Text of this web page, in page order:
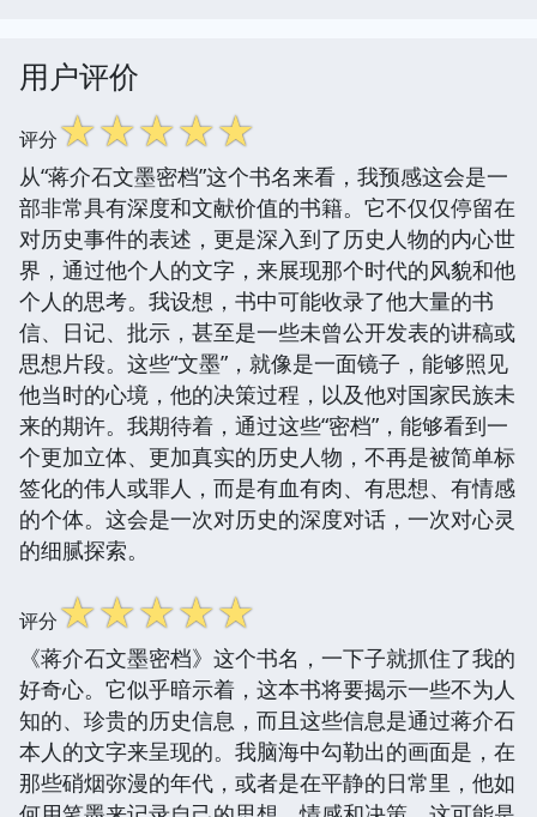
用户评价
评分☆☆☆☆☆
从“蒋介石文墨密档”这个书名来看，我预感这会是一
部非常具有深度和文献价值的书籍。它不仅仅停留在
对历史事件的表述，更是深入到了历史人物的内心世
界，通过他个人的文字，来展现那个时代的风貌和他
个人的思考。我设想，书中可能收录了他大量的书
信、日记、批示，甚至是一些未曾公开发表的讲稿或
思想片段。这些“文墨”，就像是一面镜子，能够照见
他当时的心境，他的决策过程，以及他对国家民族未
来的期许。我期待着，通过这些“密档”，能够看到一
个更加立体、更加真实的历史人物，不再是被简单标
签化的伟人或罪人，而是有血有肉、有思想、有情感
的个体。这会是一次对历史的深度对话，一次对心灵
的细腻探索。
评分☆☆☆☆☆
《蒋介石文墨密档》这个书名，一下子就抓住了我的
好奇心。它似乎暗示着，这本书将要揭示一些不为人
知的、珍贵的历史信息，而且这些信息是通过蒋介石
本人的文字来呈现的。我脑海中勾勒出的画面是，在
那些硝烟弥漫的年代，或者是在平静的日常里，他如